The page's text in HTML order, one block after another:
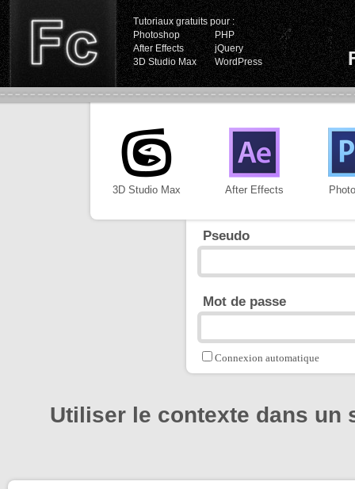
Tutoriaux gratuits pour :
Photoshop
PHP
After Effects
jQuery
3D Studio Max
WordPress
3D Studio Max After Effects
Pseudo
Mot de passe
Connexion automatique
Utiliser le contexte dans un